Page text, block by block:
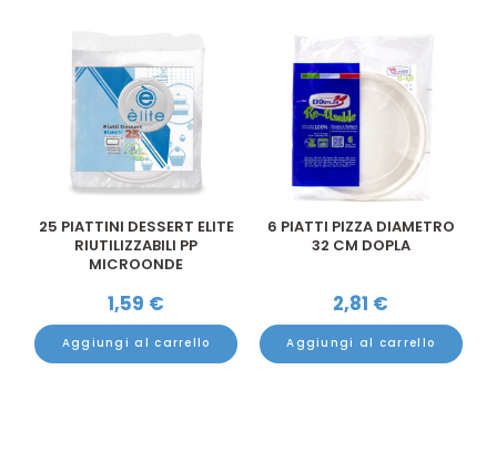
25 PIATTINI DESSERT ELITE
RIUTILIZZABILI PP
MICROONDE
1,59 €
Aggiungi al carrello
6 PIATTI PIZZA DIAMETRO
32 CM DOPLA
2,81 €
Aggiungi al carrello